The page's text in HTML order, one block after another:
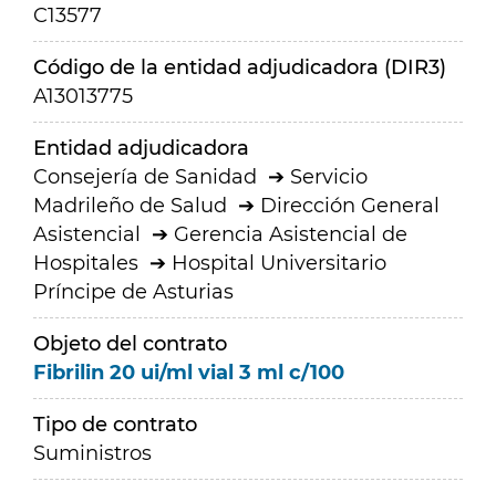
C13577
Código de la entidad adjudicadora (DIR3)
A13013775
Entidad adjudicadora
Consejería de Sanidad
Servicio
Madrileño de Salud
Dirección General
Asistencial
Gerencia Asistencial de
Hospitales
Hospital Universitario
Príncipe de Asturias
Objeto del contrato
Fibrilin 20 ui/ml vial 3 ml c/100
Tipo de contrato
Suministros